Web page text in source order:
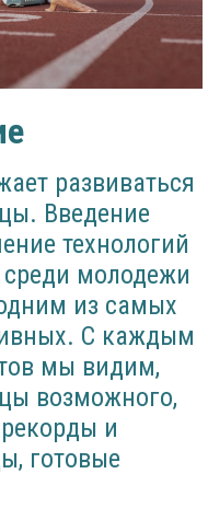
развиваться
Введение
технологий
среди молодежи
из самых
С каждым
мы видим,
возможного,
и
готовые